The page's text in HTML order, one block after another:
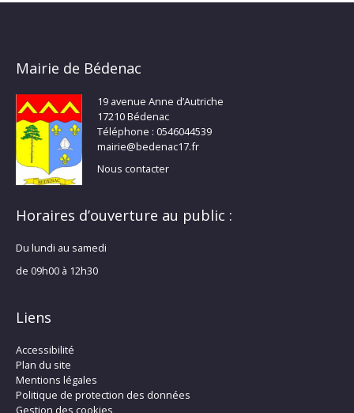
Mairie de Bédenac
19 avenue Anne d’Autriche
17210 Bédenac
Téléphone : 0546044539
mairie@bedenac17.fr
Nous contacter
Horaires d’ouverture au public :
Du lundi au samedi
de 09h00 à 12h30
Liens
Accessibilité
Plan du site
Mentions légales
Politique de protection des données
Gestion des cookies